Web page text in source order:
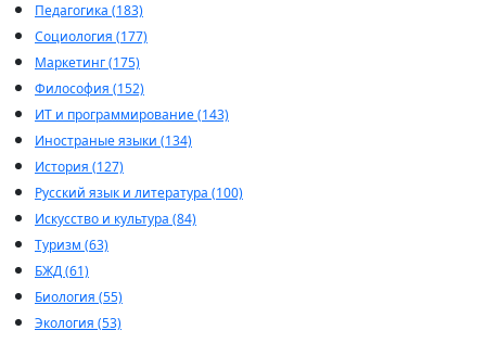
Педагогика (183)
Социология (177)
Маркетинг (175)
Философия (152)
ИТ и программирование (143)
Иностраные языки (134)
История (127)
Русский язык и литература (100)
Искусство и культура (84)
Туризм (63)
БЖД (61)
Биология (55)
Экология (53)